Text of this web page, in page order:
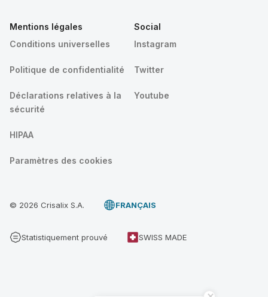
Mentions légales
Conditions universelles
Politique de confidentialité
Déclarations relatives à la
sécurité
HIPAA
Paramètres des cookies
Social
Instagram
Twitter
Youtube
© 2026 Crisalix S.A. FRANÇAIS
Statistiquement prouvé SWISS MADE